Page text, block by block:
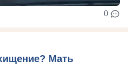
0
Мать